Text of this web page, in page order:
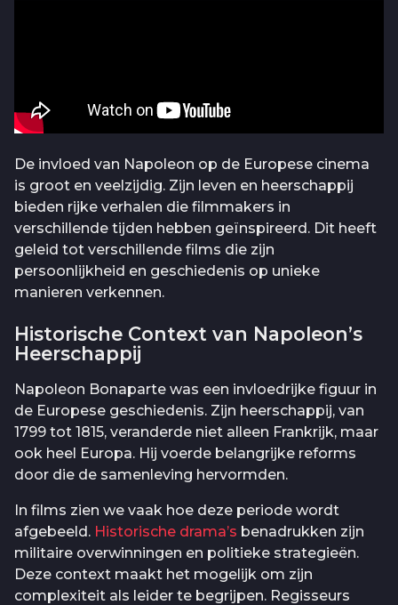
De invloed van Napoleon op de Europese cinema
is groot en veelzijdig. Zijn leven en heerschappij
bieden rijke verhalen die filmmakers in
verschillende tijden hebben geïnspireerd. Dit heeft
geleid tot verschillende films die zijn
persoonlijkheid en geschiedenis op unieke
manieren verkennen.
Historische Context van Napoleon’s
Heerschappij
Napoleon Bonaparte was een invloedrijke figuur in
de Europese geschiedenis. Zijn heerschappij, van
1799 tot 1815, veranderde niet alleen Frankrijk, maar
ook heel Europa. Hij voerde belangrijke reforms
door die de samenleving hervormden.
In films zien we vaak hoe deze periode wordt
afgebeeld. Historische drama’s benadrukken zijn
militaire overwinningen en politieke strategieën.
Deze context maakt het mogelijk om zijn
complexiteit als leider te begrijpen. Regisseurs